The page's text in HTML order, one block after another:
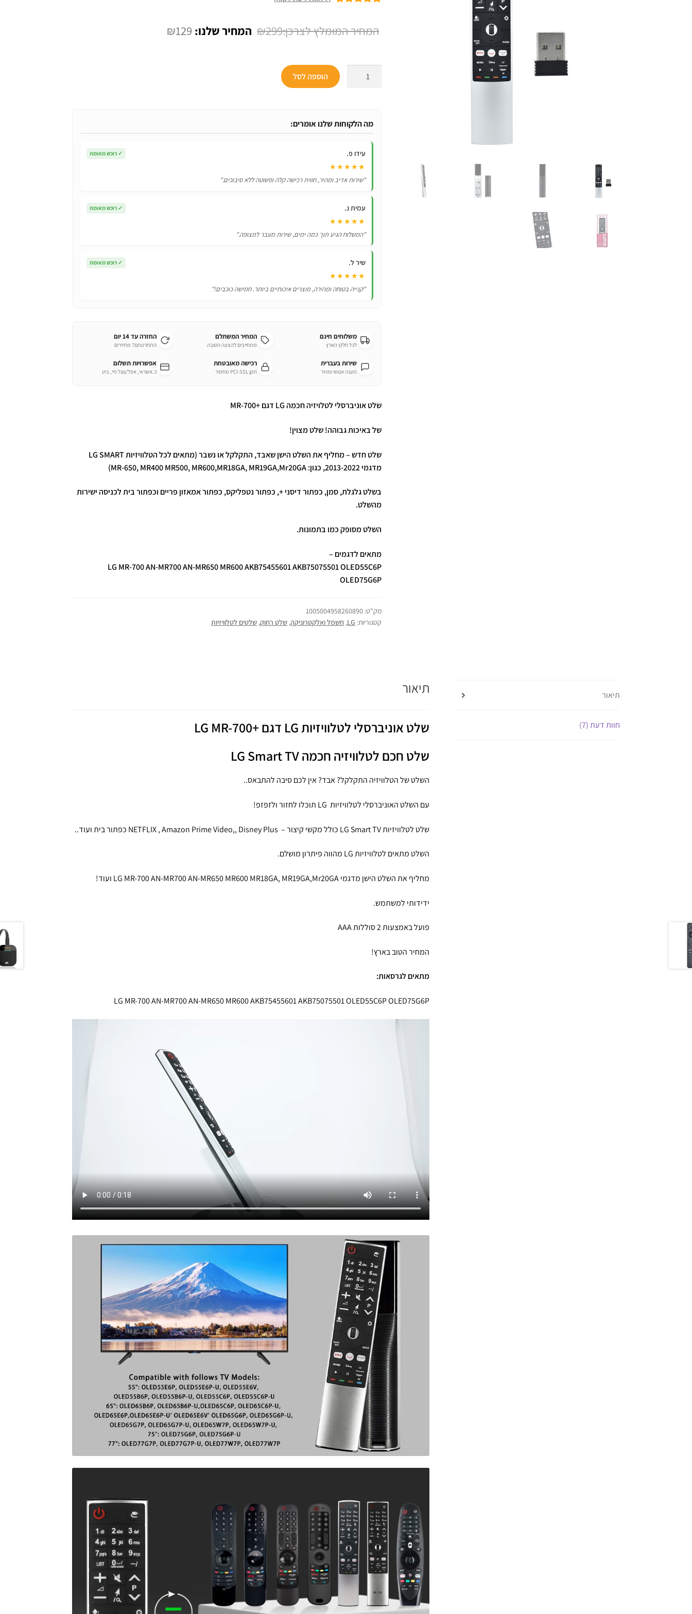
עלדירוגים של
₪299
המחיר
₪129 המחיר
אוניברסלי
חכמות
+LG
Smart
MR700
הוספה לסל
מה הלקוחות שלנו אומרים:
עידו פ. ✓ רוכש מאומת
★★★★★
"שירות אדיב ומהיר, חווית רכישה קלה ופשוטה ללא סיבוכים."
עמית נ. ✓ רוכש מאומת
★★★★★
"המשלוח הגיע תוך כמה ימים, שירות מעבר למצופה."
שיר ל. ✓ רוכש מאומת
★★★★★
"קנייה בטוחה ומהירה, מוצרים איכותיים ביותר. חמישה כוכבים!"
משלוחים חינם
לכל חלקי הארץ
המחיר המשתלם
מתחייבים להצעה הטובה
החזרה עד 14 יום
התחרטתם? מחזירים
שירות בעברית
מענה אנושי ומהיר
רכישה מאובטחת
תקן PCI-SSL מחמיר
אפשרויות תשלום
כ.אשראי, אפל/גוגל פיי, ביט
שלט אוניברסלי לטלויזיה חכמה LG דגם +MR-700
של באיכות גבוהה! שלט מצוין!
שלט חדש – מחליף את השלט הישן שאבד, התקלקל או נשבר (מתאים לכל הטלוויזיות LG SMART
מדגמי 2013-2022, כגון: MR-650, MR400 MR500, MR600,MR18GA, MR19GA,Mr20GA)
בשלט גלגלת, סמן, כפתור דיסני +, כפתור נטפליקס, כפתור אמאזון פריים וכפתור בית לכניסה ישירות
מהשלט.
השלט מסופק כמו בתמונות.
מתאים לדגמים –
LG MR-700 AN-MR700 AN-MR650 MR600 AKB75455601 AKB75075501 OLED55C6P
OLED75G6P
מק"ט: 1005004958260890
קטגוריות: LG
, חשמל ואלקטרוניקה, שלט רחוק, שלטים לטלוויזיות
תיאור
חוות דעת (7)
תיאור
שלט אוניברסלי לטלוויזיות LG דגם +
LG MR-700
שלט חכם לטלוויזיה חכמה
LG Smart TV
השלט של הטלוויזיה התקלקל? אבד? אין לכם סיבה להתבאס..
עם השלט האוניברסלי לטלוויזיות LG תוכלו לחזור ולזפזפ!
שלט לטלוויזיות LG Smart TV כולל מקשי קיצור – NETFLIX , Amazon Prime Video,, Disney Plus כפתור בית ועוד..
השלט מתאים לטלוויזיות LG מהווה פיתרון מושלם.
מחליף את השלט הישן מדגמי LG MR-700 AN-MR700 AN-MR650 MR600 MR18GA, MR19GA,Mr20GA ועוד!
ידידותי למשתמש.
פועל באמצעות 2 סוללות AAA
המחיר הטוב בארץ!
מתאים לגרסאות:
LG MR-700 AN-MR700 AN-MR650 MR600 AKB75455601 AKB75075501 OLED55C6P OLED75G6P